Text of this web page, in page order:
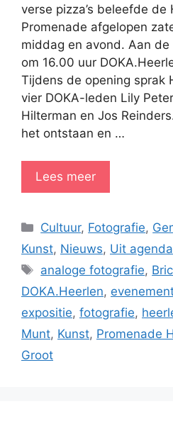
verse pizza’s beleefde de
Promenade afgelopen
middag en avond. Aan
om 16.00 uur
Tijdens de opening sprak
vier DOKA-leden Lily
Hilterman en Jos
het ontstaan en …
Lees meer
Categorieën
Cultuur, Fotografie,
Kunst, Nieuws, Uit agenda
Tags
analoge fotografie,
DOKA.Heerlen,
expositie, fotografie,
Munt, Kunst, Promenade
Groot